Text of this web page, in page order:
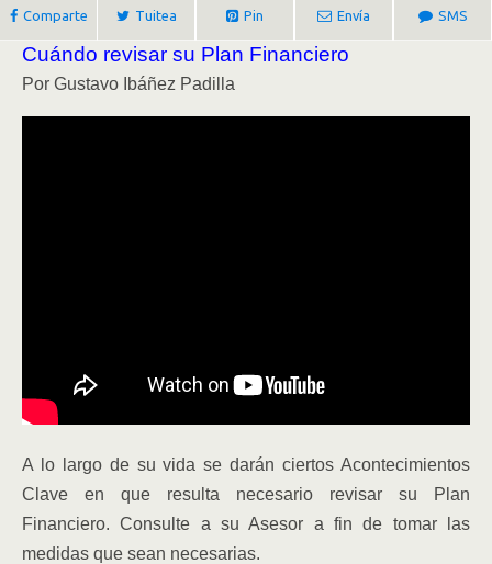
Comparte Tuitea Pin Envía SMS
Cuándo revisar su Plan Financiero
Por Gustavo Ibáñez Padilla
A lo largo de su vida se darán ciertos Acontecimientos
Clave en que resulta necesario revisar su Plan
Financiero. Consulte a su Asesor a fin de tomar las
medidas que sean necesarias.